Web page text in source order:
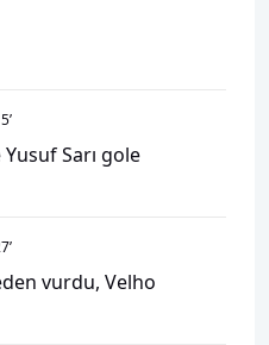
’
Sarı gole
’
vurdu, Velho